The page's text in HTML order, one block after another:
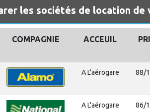
les sociétés de location
COMPAGNIE ACCEUIL
A L'aérogare 88/
A L'aérogare 86/